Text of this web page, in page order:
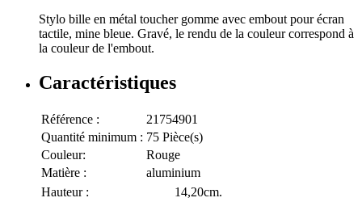
Stylo bille en métal toucher gomme avec embout pour écran
tactile, mine bleue. Gravé, le rendu de la couleur correspond à
la couleur de l'embout.
Caractéristiques
Référence :
21754901
Quantité minimum : 75 Pièce(s)
Couleur:
Rouge
Matière :
aluminium
Hauteur :
14,20cm.